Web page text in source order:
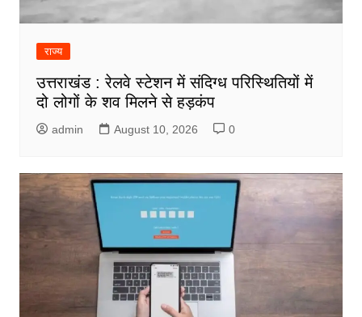
राज्य
उत्तराखंड : रेलवे स्टेशन में संदिग्ध परिस्थितियों में
दो लोगों के शव मिलने से हड़कंप
admin August 10, 2026 0